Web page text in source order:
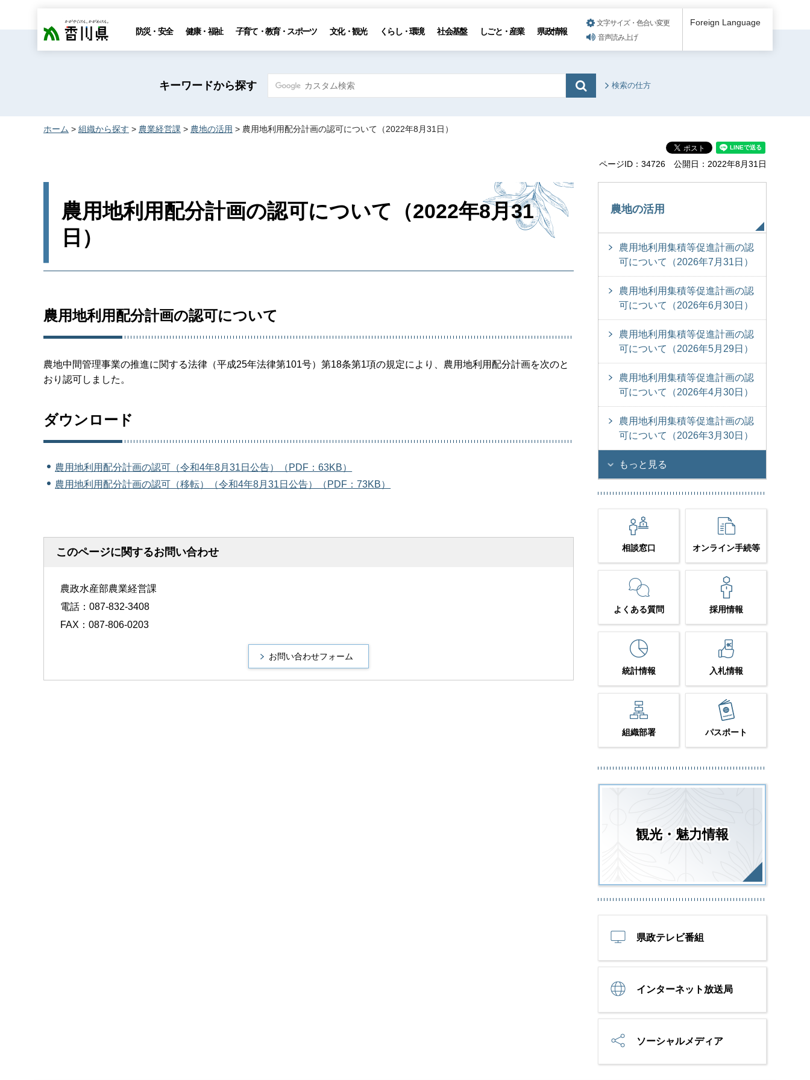
香川県 防災・安全 健康・福祉 子育て・教育・スポーツ 文化・観光 くらし・環境 社会基盤 しごと・産業 県政情報
文字サイズ・色合い変更
音声読み上げ
Foreign Language
キーワードから探す 検索の仕方
ホーム > 組織から探す > 農業経営課 > 農地の活用 > 農用地利用配分計画の認可について（2022年8月31日）
ページID：34726 公開日：2022年8月31日
農用地利用配分計画の認可について（2022年8月31
日）
農用地利用配分計画の認可について
農地中間管理事業の推進に関する法律（平成25年法律第101号）第18条第1項の規定により、農用地利用配分計画を次のと
おり認可しました。
ダウンロード
農用地利用配分計画の認可（令和4年8月31日公告）（PDF：63KB）
農用地利用配分計画の認可（移転）（令和4年8月31日公告）（PDF：73KB）
このページに関するお問い合わせ
農政水産部農業経営課
電話：087-832-3408
FAX：087-806-0203
農地の活用
農用地利用集積等促進計画の認
可について（2026年7月31日）
農用地利用集積等促進計画の認
可について（2026年6月30日）
農用地利用集積等促進計画の認
可について（2026年5月29日）
農用地利用集積等促進計画の認
可について（2026年4月30日）
農用地利用集積等促進計画の認
可について（2026年3月30日）
もっと見る
相談窓口 オンライン手続等
よくある質問 採用情報
統計情報 入札情報
組織部署 パスポート
観光・魅力情報
県政テレビ番組
インターネット放送局
ソーシャルメディア